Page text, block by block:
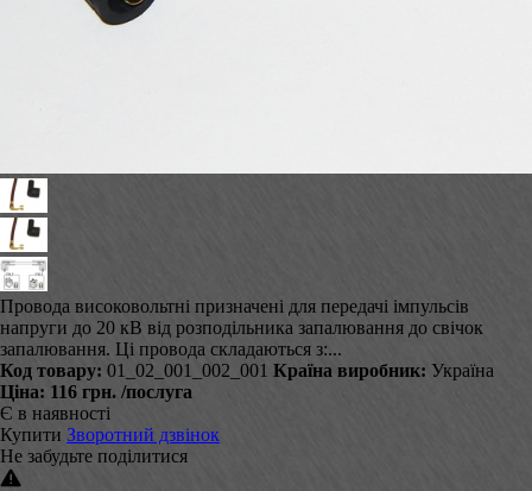
Провода високовольтні призначені для передачі імпульсів
напруги до 20 кВ від розподільника запалювання до свічок
запалювання. Ці провода складаються з:...
Код товару: 01_02_001_002_001 Країна виробник: Україна
Ціна: 116 грн. /послуга
Є в наявності
Купити Зворотний дзвінок
Не забудьте поділитися